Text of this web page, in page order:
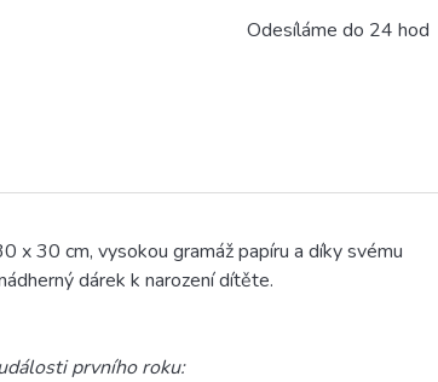
Odesíláme do 24 hod
x 30 cm, vysokou gramáž papíru a díky svému
dárek k narození dítěte.
prvního roku: